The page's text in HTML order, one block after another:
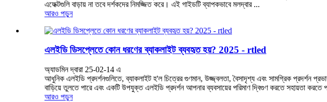
এফেক্টগুলি বাড়ায় না তবে দর্শকদের নিমজ্জিত করে। এই গাইডটি ব্যাপকভাবে মলদ্বার ...
আরও পড়ুন
এলইডি ডিসপ্লেতে কোন ধরণের ব্যাকলাইট ব্যবহৃত হয়? 2025 - rtled
অ্যাডমিন দ্বারা 25-02-14 এ
আধুনিক এলইডি প্রদর্শনগুলিতে, ব্যাকলাইট হ'ল চিত্রের গুণমান, উজ্জ্বলতা, বৈসাদৃশ্য এবং সামগ্রিক প্রদর্শন
বাড়িয়ে তুলতে পারে এবং একটি উপযুক্ত এলইডি প্রদর্শন আপনার ব্যবসায়ের পরিমাণ দ্বিগুণ করতে সহায়তা করতে
আরও পড়ুন